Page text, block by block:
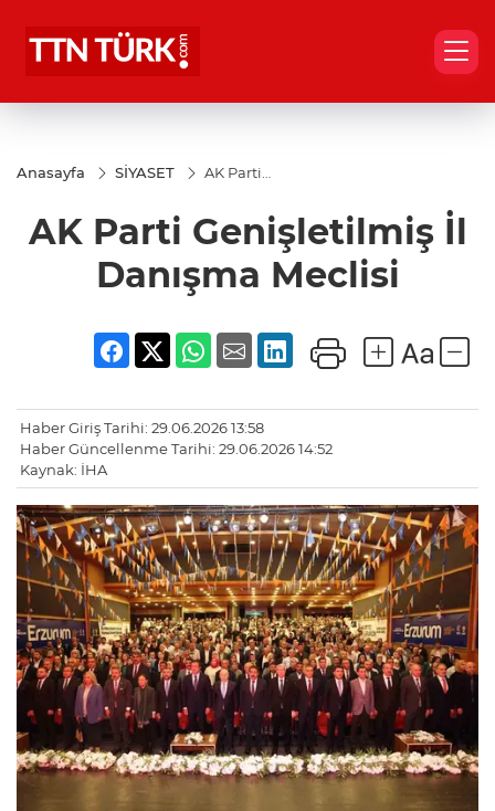
Anasayfa SİYASET
AK Parti
Meclisi
AK Parti Genişletilmiş İl
Danışma Meclisi
Haber Giriş Tarihi: 29.06.2026 13:58
Haber Güncellenme Tarihi: 29.06.2026 14:52
Kaynak: İHA